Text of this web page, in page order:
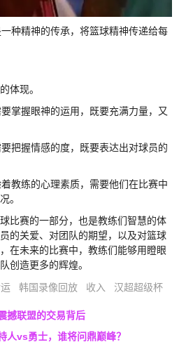
种精神的传承，将篮球精神传递给每
体现。
掌握眼神的运用，既要充满力量，又
把握情感的度，既要表达出对球员的
教练的心理素质，需要他们在比赛中
。
比赛的一部分，也是教练们智慧的体
的关爱、对团队的期望，以及对篮球
在未来的比赛中，教练们能够用瞪眼
创造更多的辉煌。
韩国录像回放 收入 汉超超级杯
撼联盟的交易背后
人vs勇士，谁将问鼎巅峰？